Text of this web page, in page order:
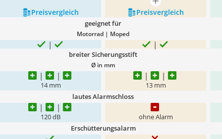
mehr anzeigen
Preis­vergleich
Preis­vergleich
geeignet für
Motorrad | Moped
breiter Sicherungsstift
Ø in mm
14 mm 13 mm
lautes Alarmschloss
120 dB ohne Alarm
Erschütterungsalarm